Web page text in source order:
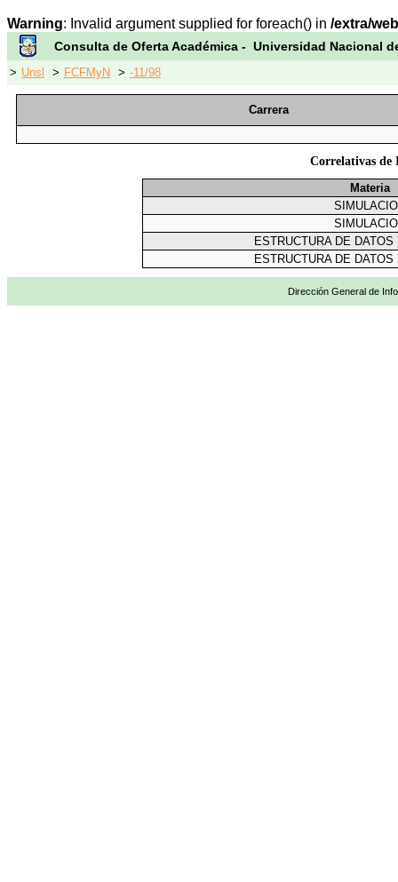
Warning: Invalid argument supplied for foreach() in /extra/
Consulta de Oferta Académica - Universidad Nacional
> Unsl > FCFMyN > -11/98
Carrera
Correlativas
Materia
ESTRUCTURA DE
ESTRUCTURA DE
Dirección General de